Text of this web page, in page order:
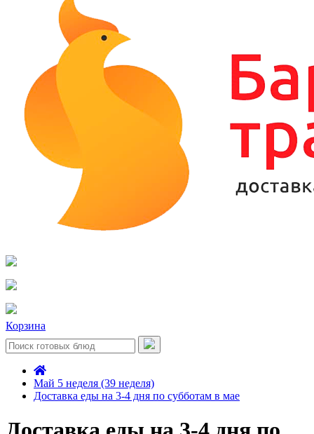
Корзина
Май 5 неделя (39 неделя)
Доставка еды на 3-4 дня по субботам в мае